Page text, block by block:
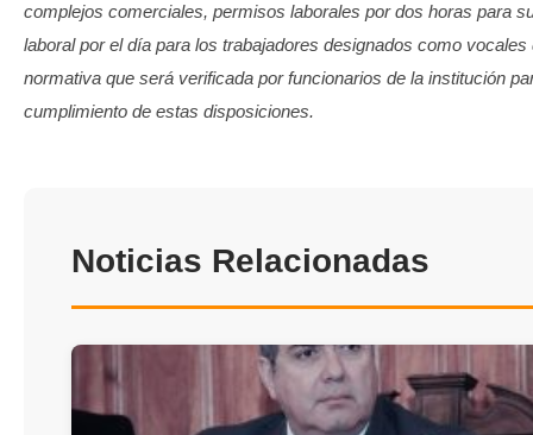
complejos comerciales, permisos laborales por dos horas para
laboral por el día para los trabajadores designados como vocales
normativa que será verificada por funcionarios de la institución
cumplimiento de estas disposiciones.
Noticias Relacionadas